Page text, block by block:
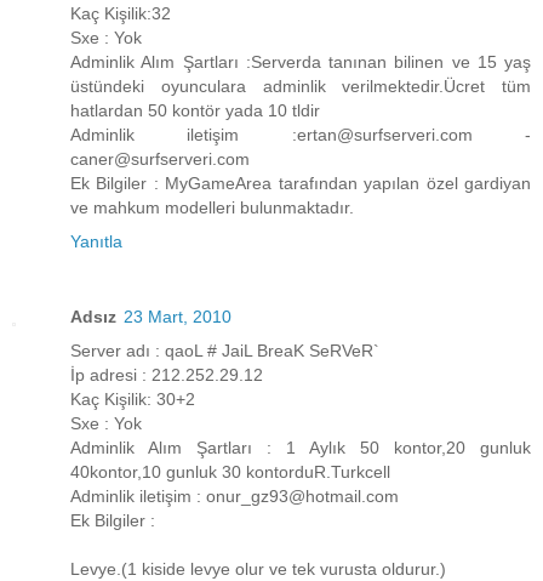
Kaç Kişilik:32
Sxe : Yok
Adminlik Alım Şartları :Serverda tanınan bilinen ve 15 yaş
üstündeki oyunculara adminlik verilmektedir.Ücret tüm
hatlardan 50 kontör yada 10 tldir
Adminlik iletişim :ertan@surfserveri.com -
caner@surfserveri.com
Ek Bilgiler : MyGameArea tarafından yapılan özel gardiyan
ve mahkum modelleri bulunmaktadır.
Yanıtla
Adsız 23 Mart, 2010
Server adı : qaoL # JaiL BreaK SeRVeR`
İp adresi : 212.252.29.12
Kaç Kişilik: 30+2
Sxe : Yok
Adminlik Alım Şartları : 1 Aylık 50 kontor,20 gunluk
40kontor,10 gunluk 30 kontorduR.Turkcell
Adminlik iletişim : onur_gz93@hotmail.com
Ek Bilgiler :
Levye.(1 kiside levye olur ve tek vurusta oldurur.)